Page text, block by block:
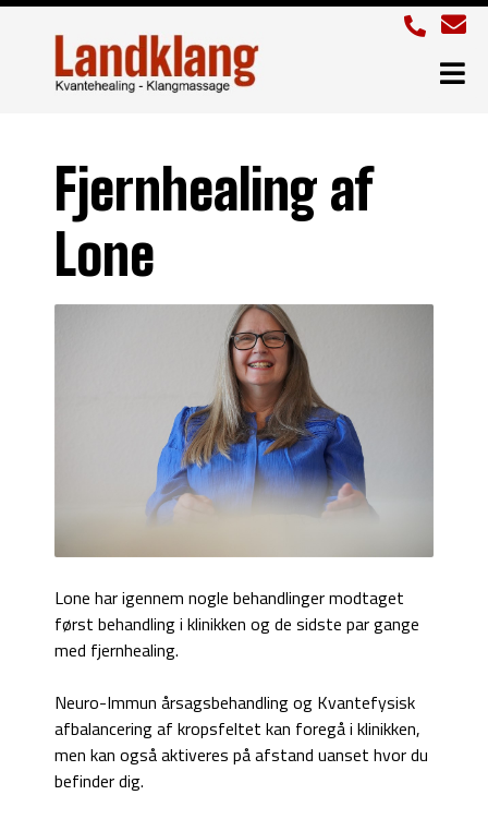
Fjernhealing af
Lone
Lone har igennem nogle behandlinger modtaget
først behandling i klinikken og de sidste par gange
med fjernhealing.
Neuro-Immun årsagsbehandling og Kvantefysisk
afbalancering af kropsfeltet kan foregå i klinikken,
men kan også aktiveres på afstand uanset hvor du
befinder dig.